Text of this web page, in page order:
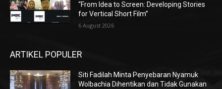
“From Idea to Screen: Developing Stories
for Vertical Short Film”
6 August 2026
ARTIKEL POPULER
Siti Fadilah Minta Penyebaran Nyamuk
Wolbachia Dihentikan dan Tidak Gunakan